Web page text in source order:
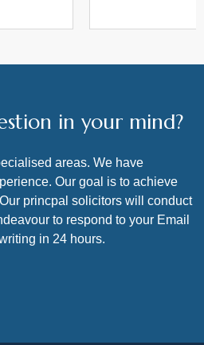
神，丝
放过案
师看来
层一层
没有这
硬骨头。
前妻也
和痞子
票资料
informed
process.
phone, even
when I had to
the best interest
was invaluable.
in your mind?
areas. We have
Our goal is to achieve
princpal solicitors will conduct
to respond to your Email
in 24 hours.